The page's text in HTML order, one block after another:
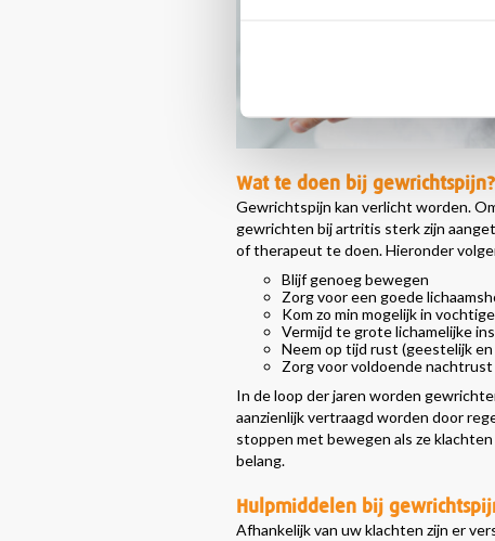
Wat te doen bij gewrichtspijn?
Gewrichtspijn kan verlicht worden.
gewrichten bij artritis sterk zijn
of therapeut te doen. Hieronder
Blijf genoeg bewegen
Zorg voor een goede
Kom zo min mogelijk in
Vermijd te grote lichamelijke
Neem op tijd rust (geestelijk en
Zorg voor voldoende nachtrust
In de loop der jaren worden
aanzienlijk vertraagd worden door
stoppen met bewegen als ze
belang.
Hulpmiddelen bij
Afhankelijk van uw klachten zijn er